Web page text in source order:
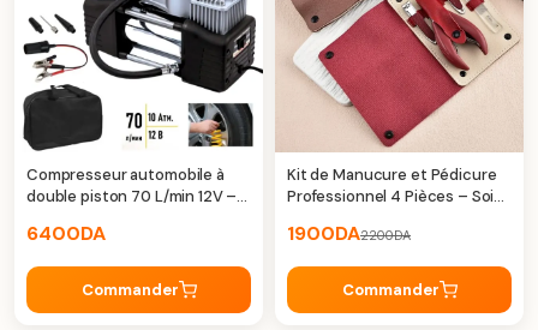
Compresseur automobile à
double piston 70 L/min 12V –
Gonflage Rapide
6400DA
Commander
Kit de Manucure et Pédicure
Professionnel 4 Pièces – Soin
1900DA2200DA
Commander